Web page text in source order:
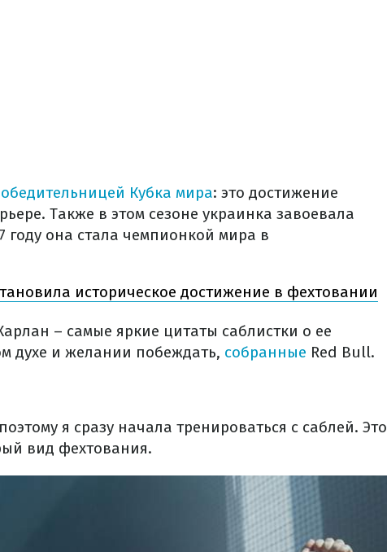
Кубка мира: это достижение
Также в этом сезоне украинка завоевала
году она стала чемпионкой мира в
историческое достижение в фехтовании
– самые яркие цитаты саблистки о ее
духе и желании побеждать, собранные Red Bull.
я сразу начала тренироваться с саблей. Это
вид фехтования.